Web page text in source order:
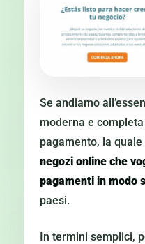
Se andiamo
moderna e
pagamento, la quale
negozi online che
pagamenti in modo
paesi.
In termini semplici,